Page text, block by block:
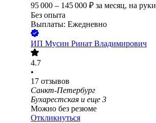
95 000 – 145 000 ₽ за месяц, на руки
Без опыта
Выплаты: Ежедневно
ИП Мусин Ринат Владимирович
4.7
•
17 отзывов
Санкт-Петербург
Бухарестская и еще 3
Можно без резюме
Откликнуться